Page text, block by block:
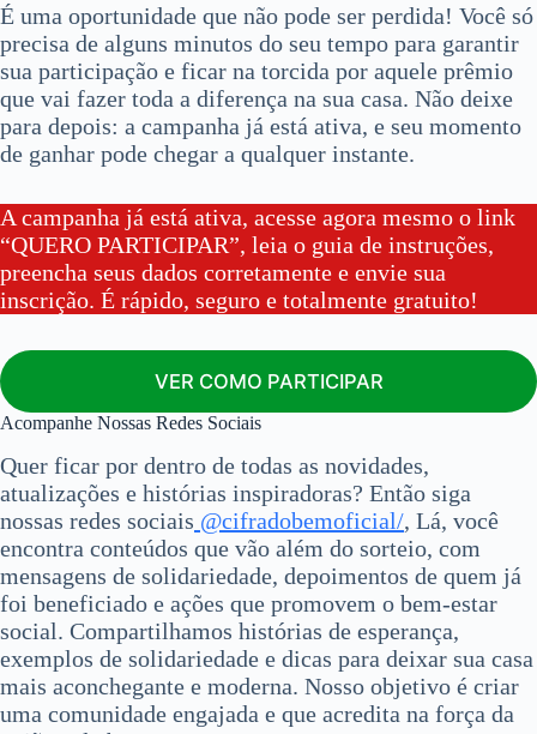
É uma oportunidade que não pode ser perdida! Você só
precisa de alguns minutos do seu tempo para garantir
sua participação e ficar na torcida por aquele prêmio
que vai fazer toda a diferença na sua casa. Não deixe
para depois: a campanha já está ativa, e seu momento
de ganhar pode chegar a qualquer instante.
A campanha já está ativa, acesse agora mesmo o link
“QUERO PARTICIPAR”, leia o guia de instruções,
preencha seus dados corretamente e envie sua
inscrição. É rápido, seguro e totalmente gratuito!
VER COMO PARTICIPAR
Acompanhe Nossas Redes Sociais
Quer ficar por dentro de todas as novidades,
atualizações e histórias inspiradoras? Então siga
nossas redes sociais @cifradobemoficial/, Lá, você
encontra conteúdos que vão além do sorteio, com
mensagens de solidariedade, depoimentos de quem já
foi beneficiado e ações que promovem o bem-estar
social. Compartilhamos histórias de esperança,
exemplos de solidariedade e dicas para deixar sua casa
mais aconchegante e moderna. Nosso objetivo é criar
uma comunidade engajada e que acredita na força da